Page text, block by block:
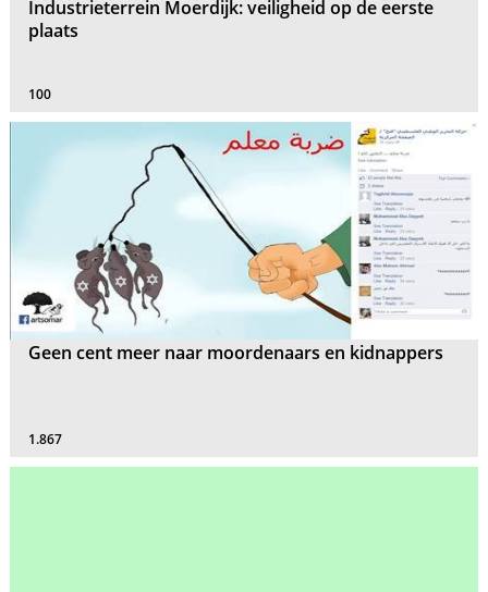
Industrieterrein Moerdijk: veiligheid op de eerste
plaats
100
Geen cent meer naar moordenaars en kidnappers
1.867